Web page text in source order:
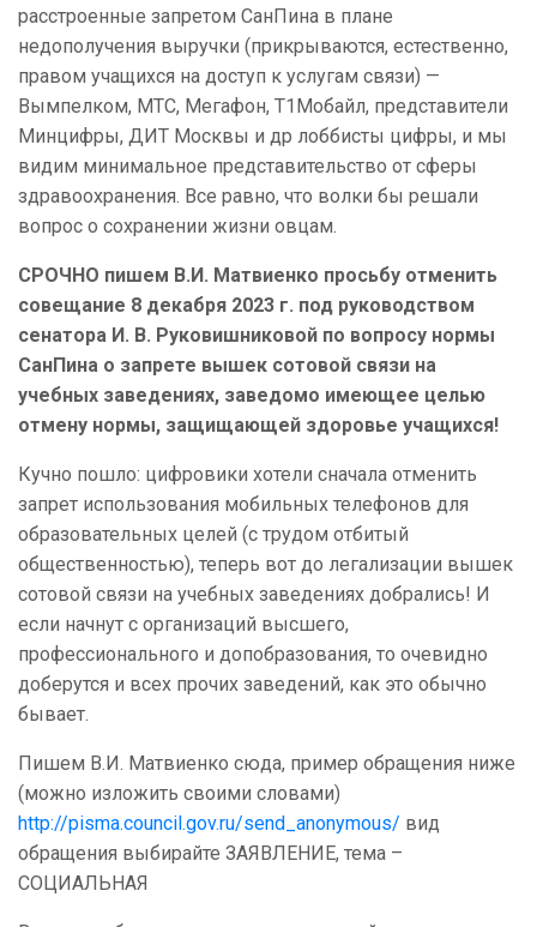
расстроенные запретом СанПина в плане
недополучения выручки (прикрываются, естественно,
правом учащихся на доступ к услугам связи) —
Вымпелком, МТС, Мегафон, Т1Мобайл, представители
Минцифры, ДИТ Москвы и др лоббисты цифры, и мы
видим минимальное представительство от сферы
здравоохранения. Все равно, что волки бы решали
вопрос о сохранении жизни овцам.
СРОЧНО пишем В.И. Матвиенко просьбу отменить
совещание 8 декабря 2023 г. под руководством
сенатора И. В. Руковишниковой по вопросу нормы
СанПина о запрете вышек сотовой связи на
учебных заведениях, заведомо имеющее целью
отмену нормы, защищающей здоровье учащихся!
Кучно пошло: цифровики хотели сначала отменить
запрет использования мобильных телефонов для
образовательных целей (с трудом отбитый
общественностью), теперь вот до легализации вышек
сотовой связи на учебных заведениях добрались! И
если начнут с организаций высшего,
профессионального и допобразования, то очевидно
доберутся и всех прочих заведений, как это обычно
бывает.
Пишем В.И. Матвиенко сюда, пример обращения ниже
(можно изложить своими словами)
http://pisma.council.gov.ru/send_anonymous/ вид
обращения выбирайте ЗАЯВЛЕНИЕ, тема –
СОЦИАЛЬНАЯ